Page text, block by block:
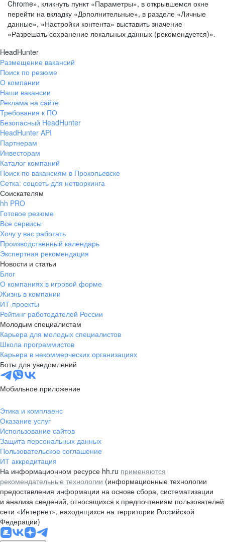
Chrome», кликнуть пункт «Параметры», в открывшемся окне
перейти на вкладку «Дополнительные», в разделе «Личные
данные», «Настройки контента» выставить значение
«Разрешать сохранение локальных данных (рекомендуется)».
HeadHunter
Размещение вакансий
Поиск по резюме
О компании
Наши вакансии
Реклама на сайте
Требования к ПО
Безопасный HeadHunter
HeadHunter API
Партнерам
Инвесторам
Каталог компаний
Поиск по вакансиям в Прокопьевске
Сетка: соцсеть для нетворкинга
Соискателям
hh PRO
Готовое резюме
Все сервисы
Хочу у вас работать
Производственный календарь
Экспертная рекомендация
Новости и статьи
Блог
О компаниях в игровой форме
Жизнь в компании
ИТ-проекты
Рейтинг работодателей России
Молодым специалистам
Карьера для молодых специалистов
Школа программистов
Карьера в некоммерческих организациях
Боты для уведомлений
Мобильное приложение
Этика и комплаенс
Оказание услуг
Использование сайтов
Защита персональных данных
Пользовательское соглашение
ИТ аккредитация
На информационном ресурсе hh.ru применяются
рекомендательные технологии (информационные технологии
предоставления информации на основе сбора, систематизации
и анализа сведений, относящихся к предпочтениям пользователей
сети «Интернет», находящихся на территории Российской
Федерации)